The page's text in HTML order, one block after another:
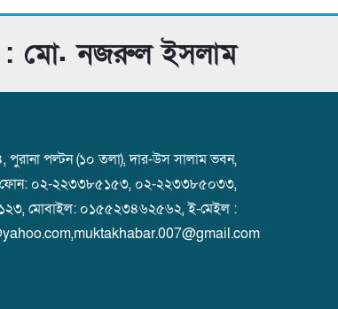
: মো. নজরুল ইসলাম
পুরানা পল্টন (১০ তলা), দার-উস সালাম ভবন,
ফোন: ০২-২২৩৩৮৫১৫৩, ০২-২২৩৩৮৫০৩৩,
মোবাইল: ০১৫৫২৩৪৬২৫৬২, ই-মেইল :